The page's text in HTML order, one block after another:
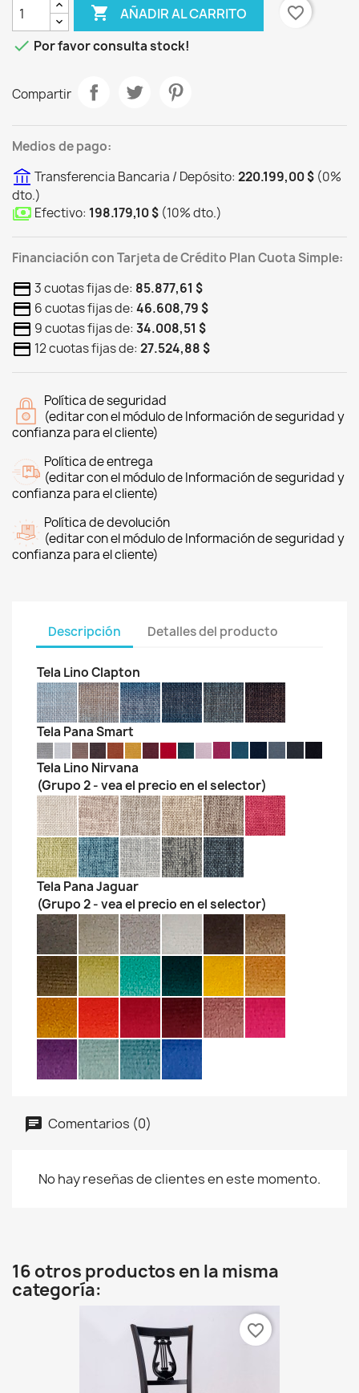
 AÑADIR AL CARRITO
favorite_border
 Por favor consulta stock!
Compartir
Medios de pago:
Transferencia Bancaria / Depósito: 220.199,00 $ (0%
dto.)
Efectivo: 198.179,10 $ (10%dto.)
Financiación con Tarjeta de Crédito Plan Cuota Simple:
3 cuotas fijas de: 85.877,61 $
6 cuotas fijas de: 46.608,79 $
9 cuotas fijas de: 34.008,51 $
12 cuotas fijas de: 27.524,88 $
Política de seguridad
(editar con el módulo de Información de seguridad y
confianza para el cliente)
Política de entrega
(editar con el módulo de Información de seguridad y
confianza para el cliente)
Política de devolución
(editar con el módulo de Información de seguridad y
confianza para el cliente)
Descripción Detalles del producto
Tela Lino Clapton
Tela Pana Smart
Tela Lino Nirvana
(Grupo 2 - vea el precio en el selector)
Tela Pana Jaguar
(Grupo 2 - vea el precio en el selector)
Comentarios (0)
No hay reseñas de clientes en este momento.
16 otros productos en la misma
categoría:
favorite_border